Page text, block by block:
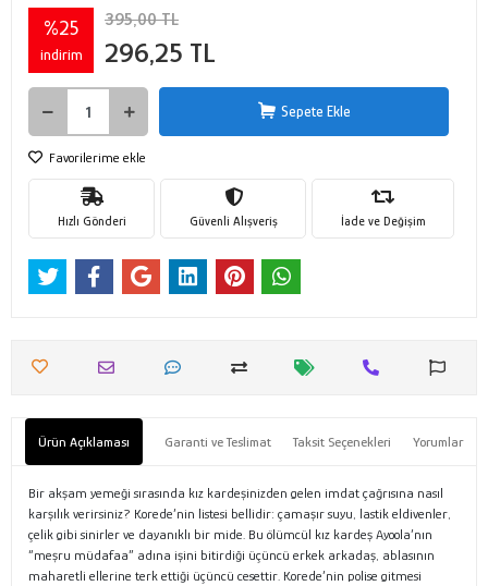
%25
indirim
395,00 TL
296,25 TL
Sepete Ekle
Favorilerime ekle
Hızlı Gönderi Güvenli Alışveriş İade ve Değişim
Ürün Açıklaması Garanti ve Teslimat Taksit Seçenekleri Yorumlar
Bir akşam yemeği sırasında kız kardeşinizden gelen imdat çağrısına nasıl
karşılık verirsiniz? Korede’nin listesi bellidir: çamaşır suyu, lastik eldivenler,
çelik gibi sinirler ve dayanıklı bir mide. Bu ölümcül kız kardeş Ayoola’nın
“meşru müdafaa” adına işini bitirdiği üçüncü erkek arkadaş, ablasının
maharetli ellerine terk ettiği üçüncü cesettir. Korede’nin polise gitmesi